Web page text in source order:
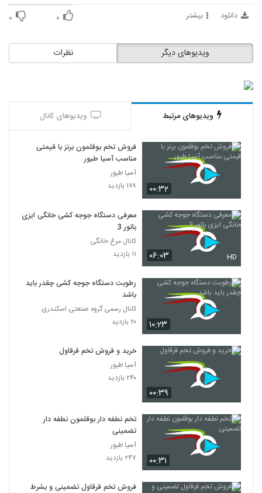
دانلود بیشتر ۰ ۰
نظرات ویدیوهای دیگر
ویدیوهای مرتبط ویدیوهای کانال
۰۰:۳۲
فروش تخم بوقلمون برنز با قیمتی
مناسب آسیا طیور
آسیا طیور
۱۷۸ بازدید
۰۶:۰۳ HD
معرفی دستگاه جوجه کشی خانگی ایزی
باتور 3
کانال مرغ خانگی
۱۱ بازدید
۱۰:۲۳
رطوبت دستگاه جوجه کشی چقدر باید
باشد
کانال رسمی گروه صنعتی اسکندری
۲۰ بازدید
۰۰:۳۹
خرید و فروش تخم قرقاول
آسیا طیور
۲۴۰ بازدید
۰۰:۳۱
تخم نطفه دار بوقلمون نطفه دار
تضمینی
آسیا طیور
۲۴۷ بازدید
فروش تخم قرقاول تضمینی و بشرط